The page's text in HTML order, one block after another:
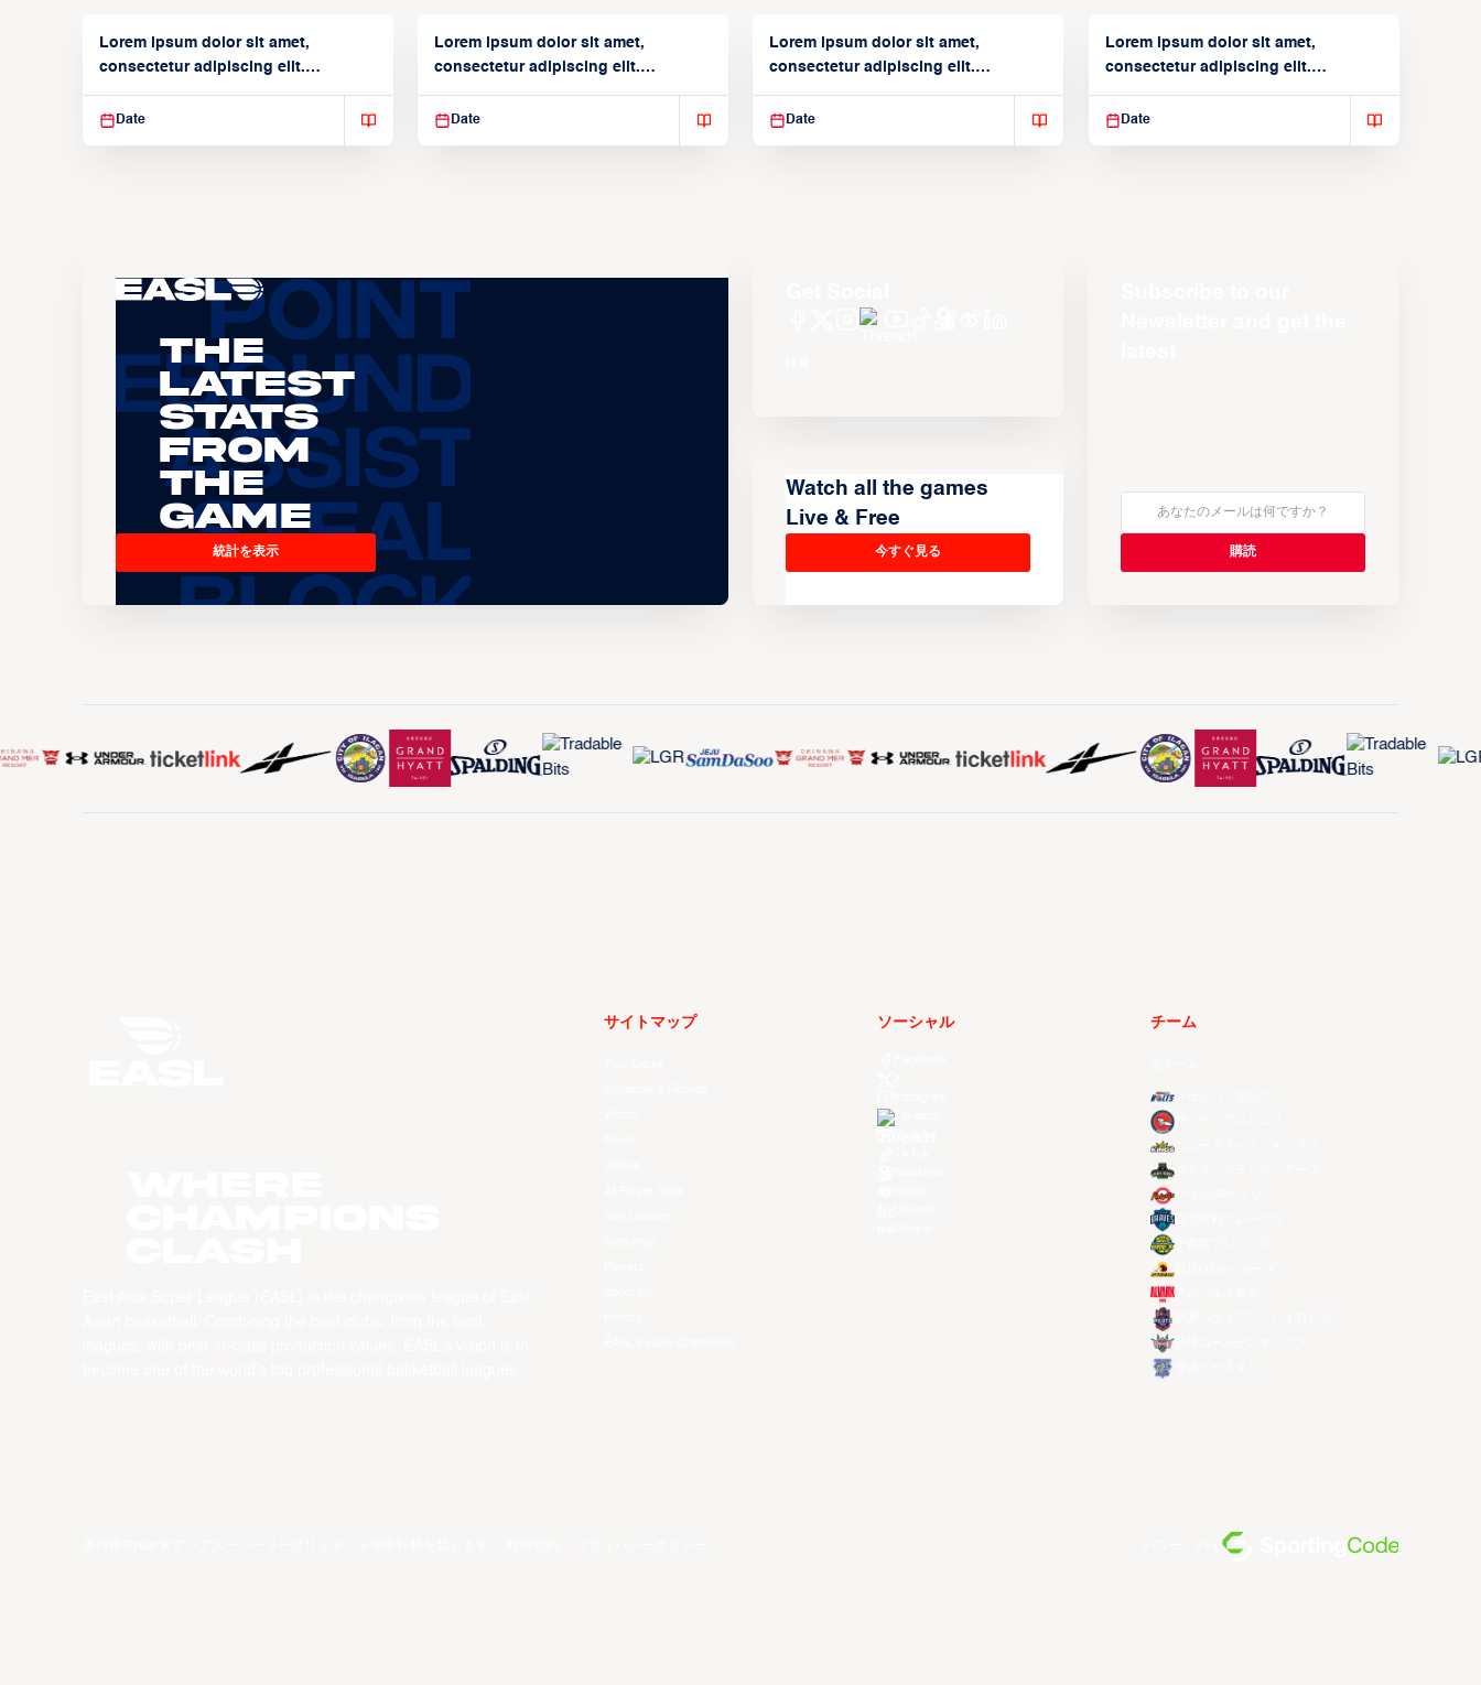
Lorem ipsum dolor sit amet,
consectetur adipiscing elit.
Date
Lorem ipsum dolor sit amet,
consectetur adipiscing elit.
Date
Lorem ipsum dolor sit amet,
consectetur adipiscing elit.
Date
Lorem ipsum dolor sit amet,
consectetur adipiscing elit.
Date
The
Latest
Stats
From
the
Game
統計を表示
Watch all the games
Live & Free
今すぐ見る
サイトマップ ソーシャル
Threads
チーム
パワー・バイ